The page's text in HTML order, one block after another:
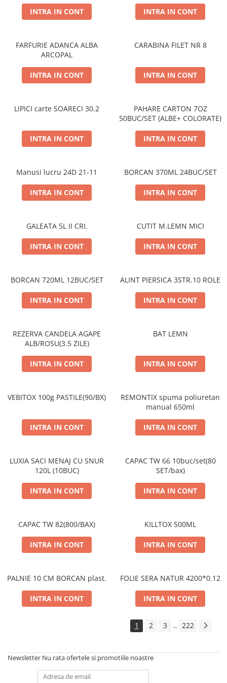
PERII SI RACLETE
MUSAMA, LINOLEUM
UNICA FOLOSINTA
INTRA IN CONT INTRA IN CONT
FARFURIE ADANCA ALBA
ARCOPAL
INTRA IN CONT
CARABINA FILET NR 8
INTRA IN CONT
LIPICI carte SOARECI 30.2
INTRA IN CONT
PAHARE CARTON 7OZ
50BUC/SET (ALBE+ COLORATE)
INTRA IN CONT
Manusi lucru 24D 21-11
INTRA IN CONT
BORCAN 370ML 24BUC/SET
INTRA IN CONT
GALEATA 5L II CRI.
INTRA IN CONT
CUTIT M.LEMN MICI
INTRA IN CONT
BORCAN 720ML 12BUC/SET
INTRA IN CONT
ALINT PIERSICA 3STR.10 ROLE
INTRA IN CONT
REZERVA CANDELA AGAPE
ALB/ROSU(3.5 ZILE)
INTRA IN CONT
BAT LEMN
INTRA IN CONT
VEBITOX 100g PASTILE(90/BX)
INTRA IN CONT
REMONTIX spuma poliuretan
manual 650ml
INTRA IN CONT
LUXIA SACI MENAJ CU SNUR
120L (10BUC)
INTRA IN CONT
CAPAC TW 66 10buc/set(80
SET/bax)
INTRA IN CONT
CAPAC TW 82(800/BAX)
INTRA IN CONT
KILLTOX 500ML
INTRA IN CONT
PALNIE 10 CM BORCAN plast.
INTRA IN CONT
FOLIE SERA NATUR 4200*0.12
INTRA IN CONT
1 2 3 ... 222
Newsletter Nu rata ofertele si promotiile noastre